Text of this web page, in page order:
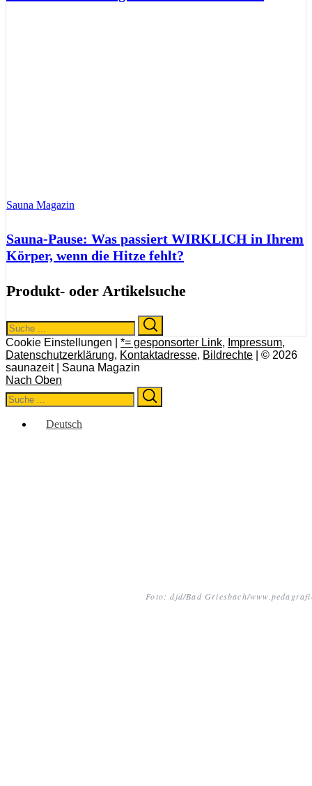
Foto: djd/Bad Griesbach/
Sauna Magazin
Sauna-Pause: Was passiert WIRKLICH in Ihrem
Körper, wenn die Hitze fehlt?
Produkt- oder Artikelsuche
Search
for:
Cookie Einstellungen | *= gesponsorter Link, Impressum,
Datenschutzerklärung, Kontaktadresse, Bildrechte | © 2026
saunazeit | Sauna Magazin
Nach Oben
Search
for:
Deutsch